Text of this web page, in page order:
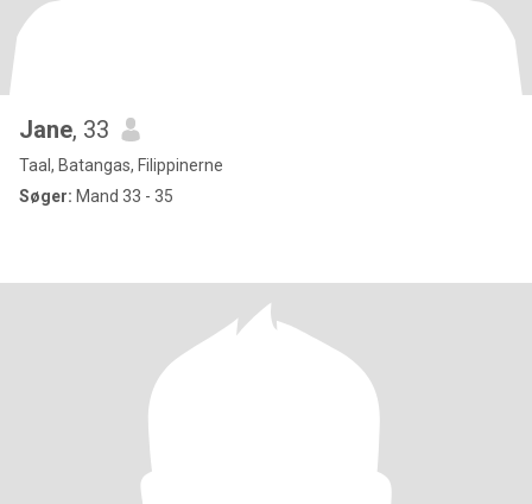
Jane, 33
Taal, Batangas, Filippinerne
Søger: Mand 33 - 35